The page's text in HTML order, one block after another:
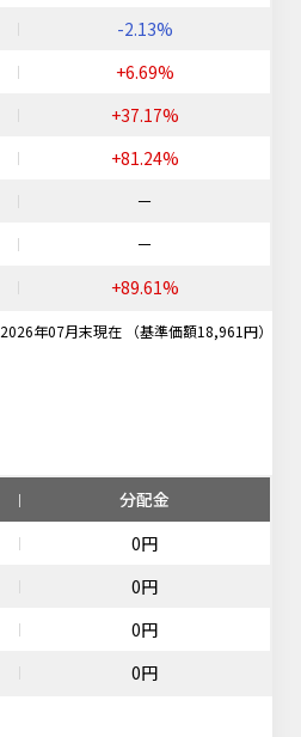
-2.13%
+6.69%
+37.17%
+81.24%
－
－
+89.61%
2026年07月末現在 （基準価額18,961円）
分配金
0円
0円
0円
0円